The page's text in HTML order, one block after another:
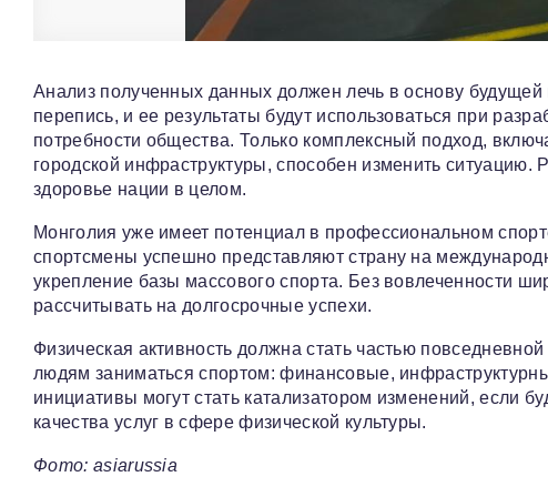
Анализ полученных данных должен лечь в основу
перепись, и ее результаты будут использоваться при
потребности общества. Только комплексный подход,
городской инфраструктуры, способен изменить ситуацию.
здоровье нации в целом.
Монголия уже имеет потенциал в профессиональном
спортсмены успешно представляют страну на
укрепление базы массового спорта. Без вовлеченности
рассчитывать на долгосрочные успехи.
Физическая активность должна стать частью
людям заниматься спортом: финансовые,
инициативы могут стать катализатором изменений, если
качества услуг в сфере физической культуры.
Фото: asiarussia